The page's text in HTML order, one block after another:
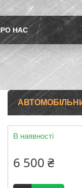
НАС
В наявності
6 500 ₴